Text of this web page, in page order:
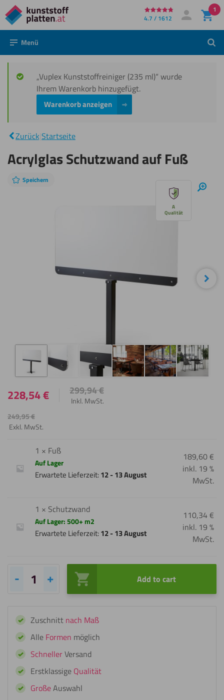
Direkt
zum
Inhalt
4.7 / 1612 Mein Konto
Anmelden
1
Menü
„Vuplex Kunststoffreiniger (235 ml)“ wurde
Ihrem Warenkorb hinzugefügt.
Warenkorb anzeigen
Zurück Startseite
Schutzwand
auf Fuß
Acrylglas Schutzwand auf Fuß
Speichern
A
Qualität
228,54€ 299,94€
Inkl. MwSt.
249,95€
Exkl. MwSt.
1 × Fuß
Auf Lager
Erwartete Lieferzeit:12 - 13 August
189,60€
inkl. 19 %
MwSt.
1 × Schutzwand
Auf Lager: 500+ m2
Erwartete Lieferzeit:12 - 13 August
110,34€
inkl. 19 %
MwSt.
Acrylglas
Schutzwand
Fuß
Menge
Add to cart
Zuschnitt nach Maß
Alle Formen möglich
SchnellerVersand
Erstklassige Qualität
GroßeAuswahl